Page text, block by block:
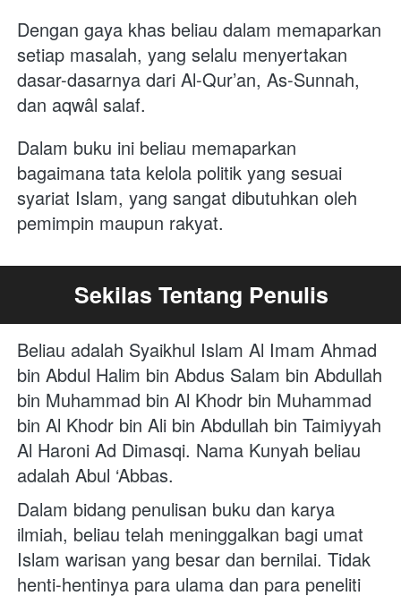
Dengan gaya khas beliau dalam memaparkan
setiap masalah, yang selalu menyertakan
dasar-dasarnya dari Al-Qur’an, As-Sunnah,
dan aqwâl salaf.
Dalam buku ini beliau memaparkan
bagaimana tata kelola politik yang sesuai
syariat Islam, yang sangat dibutuhkan oleh
pemimpin maupun rakyat.
Sekilas Tentang Penulis
Beliau adalah Syaikhul Islam Al Imam Ahmad
bin Abdul Halim bin Abdus Salam bin Abdullah
bin Muhammad bin Al Khodr bin Muhammad
bin Al Khodr bin Ali bin Abdullah bin Taimiyyah
Al Haroni Ad Dimasqi. Nama Kunyah beliau
adalah Abul ‘Abbas.
Dalam bidang penulisan buku dan karya
ilmiah, beliau telah meninggalkan bagi umat
Islam warisan yang besar dan bernilai. Tidak
henti-hentinya para ulama dan para peneliti